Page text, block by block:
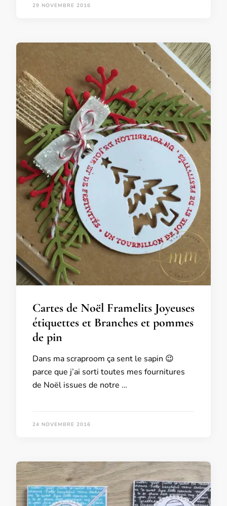
29 NOVEMBRE 2016
Cartes de Noël Framelits Joyeuses
étiquettes et Branches et pommes
de pin
Dans ma scraproom ça sent le sapin 😉
parce que j’ai sorti toutes mes fournitures
de Noël issues de notre …
24 NOVEMBRE 2016